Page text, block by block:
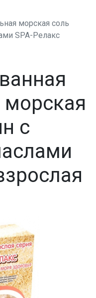
морская соль
SPA-Релакс
морская
с